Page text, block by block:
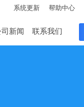
系统更新 帮助中心
新闻 联系我们